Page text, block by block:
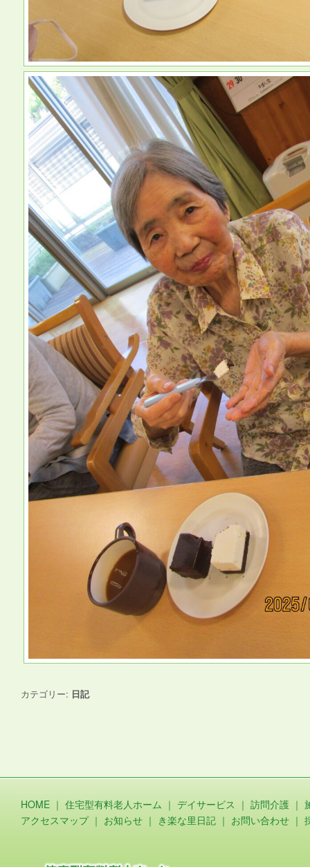
カテゴリー: 日記
HOME ｜ 住宅型有料老人ホーム ｜ デイサービス ｜ 訪問介護 ｜
アクセスマップ｜ お知らせ ｜ き楽な里日記 ｜ お問い合わせ ｜